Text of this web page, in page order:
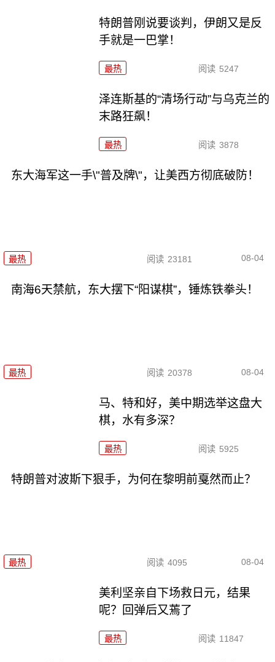
特朗普刚说要谈判，伊朗又是反
手就是一巴掌！
最热 阅读 5247
泽连斯基的“清场行动”与乌克兰的
末路狂飙！
最热 阅读 3878
东大海军这一手\"普及牌\"，让美西方彻底破防！
最热 阅读 23181 08-04
南海6天禁航，东大摆下“阳谋棋”，锤炼铁拳头！
最热 阅读 20378 08-04
马、特和好，美中期选举这盘大
棋，水有多深？
最热 阅读 5925
特朗普对波斯下狠手，为何在黎明前戛然而止？
最热 阅读 4095 08-04
美利坚亲自下场救日元，结果
呢？回弹后又蔫了
最热 阅读 11847